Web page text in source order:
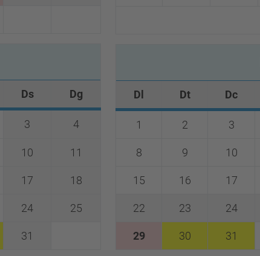
Ds Dg
3 4
10 11
17 18
24 25
31
Dl Dt Dc
1 2 3
8 9 10
15 16 17
22 23 24
29 30 31